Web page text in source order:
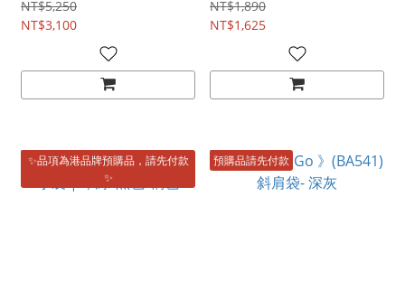
NT$5,250
NT$3,100
選擇]
NT$1,890
NT$1,625
✨品項為港品牌預購品，請先付款
✨
預購品請先付款